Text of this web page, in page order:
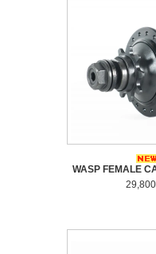
WASP FEMALE